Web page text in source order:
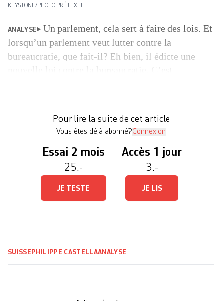
KEYSTONE/PHOTO PRÉTEXTE
ANALYSE
Un parlement, cela sert à faire des lois. Et
lorsqu’un parlement veut lutter contre la
bureaucratie, que fait-il? Eh bien, il édicte une
au royaume […]
Pour lire la suite de cet article
Vous êtes déjà abonné?Connexion
Essai 2 mois
25.-
JE TESTE
Accès 1 jour
3.-
JE LIS
SUISSE PHILIPPE CASTELLAANALYSE